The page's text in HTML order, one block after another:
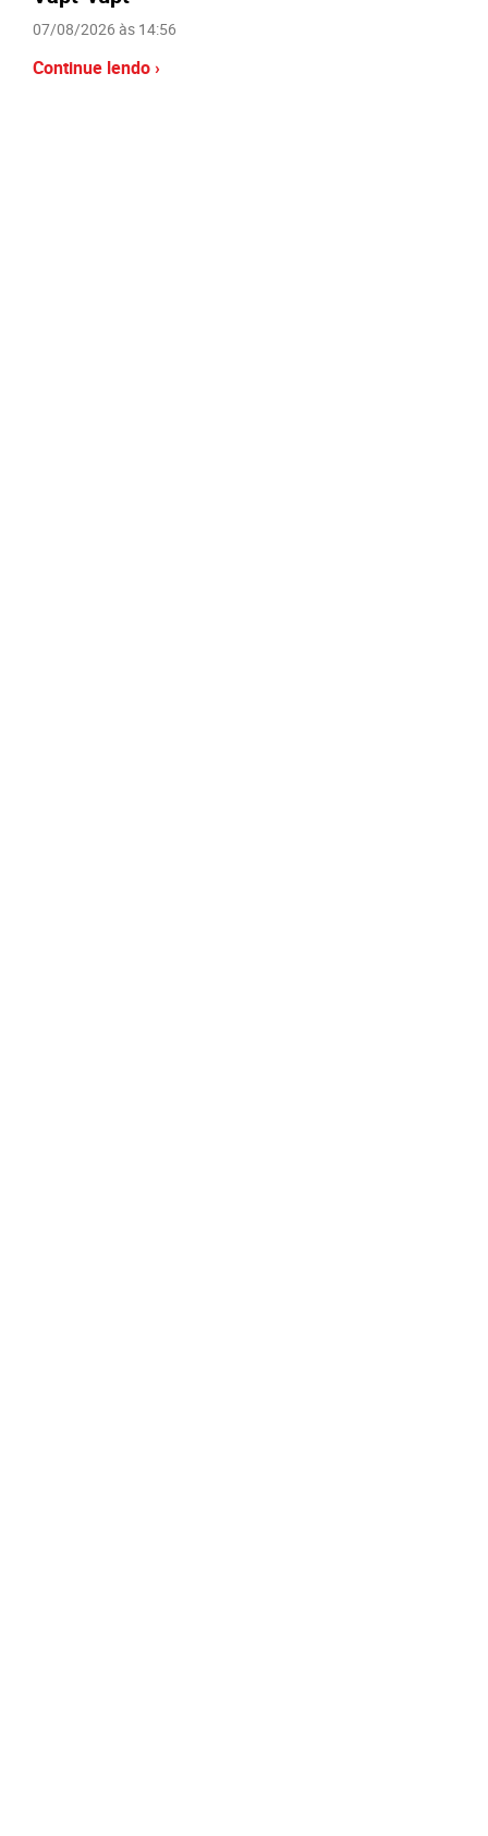
07/08/2026 às 14:56
Continue lendo ›